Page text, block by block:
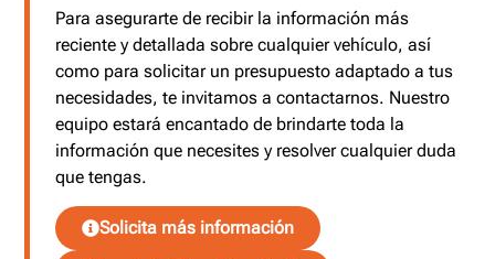
Para asegurarte de recibir la información más
reciente y detallada sobre cualquier vehículo, así
como para solicitar un presupuesto adaptado a tus
necesidades, te invitamos a contactarnos. Nuestro
equipo estará encantado de brindarte toda la
información que necesites y resolver cualquier duda
que tengas.
Solicita más información